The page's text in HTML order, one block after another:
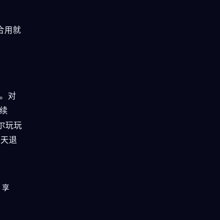
用就
对
玩玩
退
享